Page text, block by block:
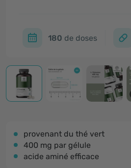
180 de doses
provenant du thé vert
400 mg par gélule
acide aminé efficace